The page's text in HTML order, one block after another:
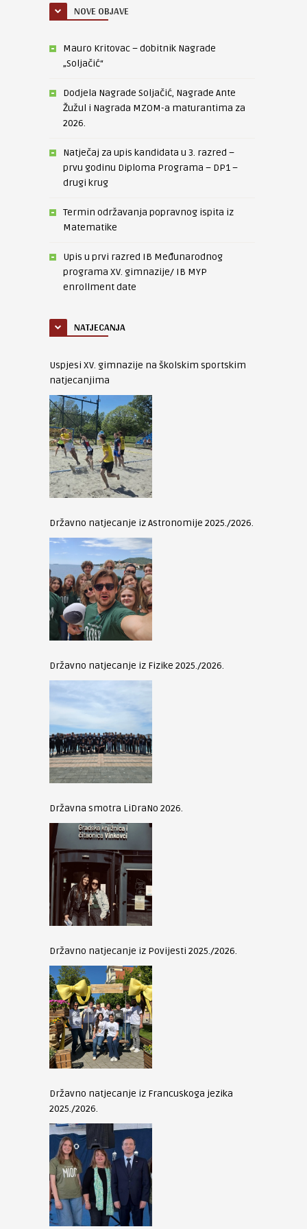
NOVE OBJAVE
Mauro Kritovac – dobitnik Nagrade
„Soljačić“
Dodjela Nagrade Soljačić, Nagrade Ante
Žužul i Nagrada MZOM-a maturantima za
2026.
Natječaj za upis kandidata u 3. razred –
prvu godinu Diploma Programa – DP1 –
drugi krug
Termin održavanja popravnog ispita iz
Matematike
Upis u prvi razred IB Međunarodnog
programa XV. gimnazije/ IB MYP
enrollment date
NATJECANJA
Uspjesi XV. gimnazije na školskim sportskim
natjecanjima
Državno natjecanje iz Astronomije 2025./2026.
Državno natjecanje iz Fizike 2025./2026.
Državna smotra LiDraNo 2026.
Državno natjecanje iz Povijesti 2025./2026.
Državno natjecanje iz Francuskoga jezika
2025./2026.